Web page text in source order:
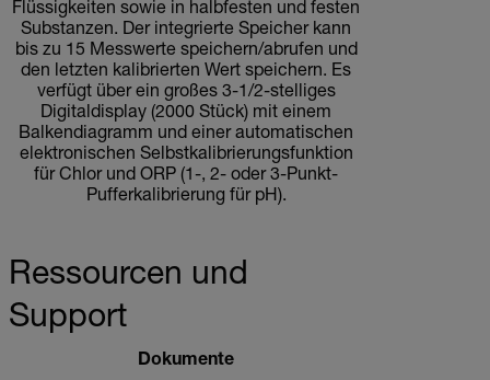
Flüssigkeiten sowie in halbfesten und festen
Substanzen. Der integrierte Speicher kann
bis zu 15 Messwerte speichern/abrufen und
den letzten kalibrierten Wert speichern. Es
verfügt über ein großes 3-1/2-stelliges
Digitaldisplay (2000 Stück) mit einem
Balkendiagramm und einer automatischen
elektronischen Selbstkalibrierungsfunktion
für Chlor und ORP (1-, 2- oder 3-Punkt-
Pufferkalibrierung für pH).
Ressourcen und
Support
Dokumente